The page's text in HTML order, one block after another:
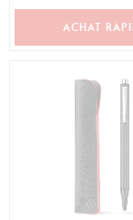
ACHAT